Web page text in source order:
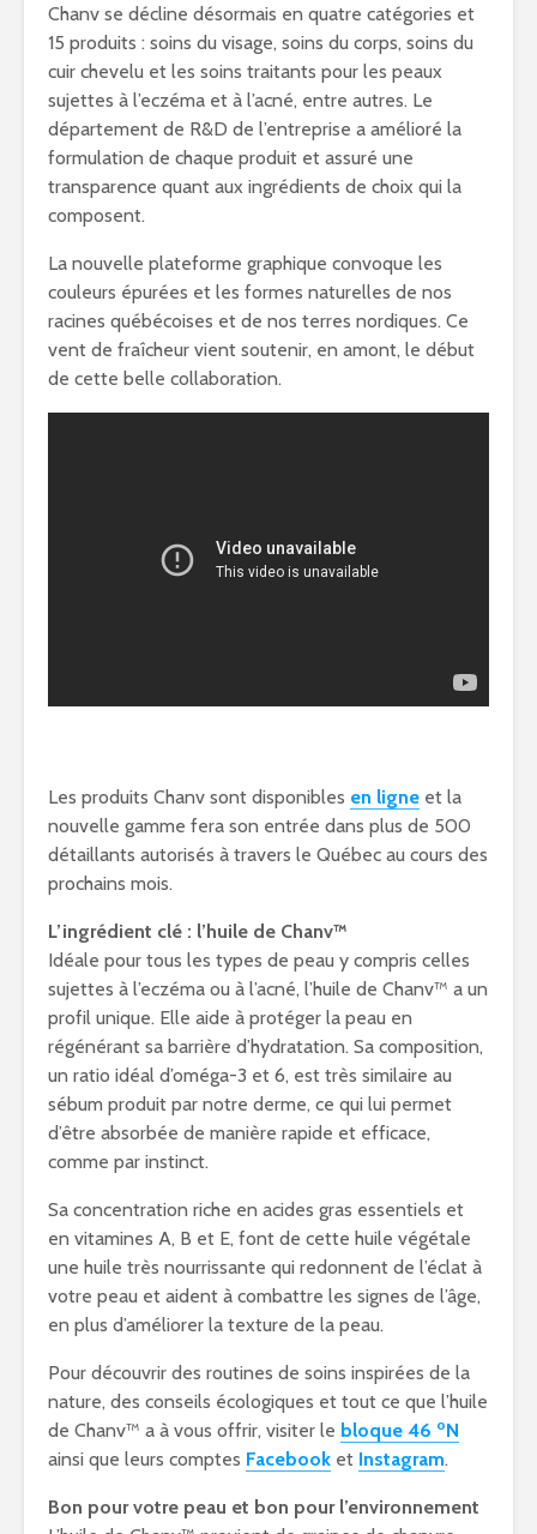
Chanv se décline désormais en quatre catégories et
15 produits : soins du visage, soins du corps, soins du
cuir chevelu et les soins traitants pour les peaux
sujettes à l’eczéma et à l’acné, entre autres. Le
département de R&D de l’entreprise a amélioré la
formulation de chaque produit et assuré une
transparence quant aux ingrédients de choix qui la
composent.
La nouvelle plateforme graphique convoque les
couleurs épurées et les formes naturelles de nos
racines québécoises et de nos terres nordiques. Ce
vent de fraîcheur vient soutenir, en amont, le début
de cette belle collaboration.
Les produits Chanv sont disponibles en ligne et la
nouvelle gamme fera son entrée dans plus de 500
détaillants autorisés à travers le Québec au cours des
prochains mois.
L’ingrédient clé : l’huile de Chanv™
Idéale pour tous les types de peau y compris celles
sujettes à l’eczéma ou à l’acné, l’huile de Chanv™ a un
profil unique. Elle aide à protéger la peau en
régénérant sa barrière d’hydratation. Sa composition,
un ratio idéal d’oméga-3 et 6, est très similaire au
sébum produit par notre derme, ce qui lui permet
d’être absorbée de manière rapide et efficace,
comme par instinct.
Sa concentration riche en acides gras essentiels et
en vitamines A, B et E, font de cette huile végétale
une huile très nourrissante qui redonnent de l’éclat à
votre peau et aident à combattre les signes de l’âge,
en plus d’améliorer la texture de la peau.
Pour découvrir des routines de soins inspirées de la
nature, des conseils écologiques et tout ce que l’huile
de Chanv™ a à vous offrir, visiter le bloque 46 oN
ainsi que leurs comptes Facebook et Instagram.
Bon pour votre peau et bon pour l’environnement